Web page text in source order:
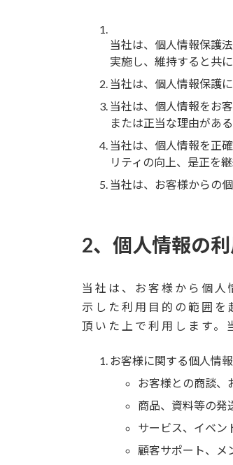
当社は、個人情報保護
実施し、維持すると共
当社は、個人情報保護
当社は、個人情報をお
または正当な理由があ
当社は、個人情報を正
リティの向上、是正を
当社は、お客様からの
2、個人情報の
当社は、お客様から個
示した利用目的の範囲
頂いた上で利用します。
お客様に関する個人情報
お客様との商談、
商品、資料等の発
サービス、イベン
顧客サポート、メ